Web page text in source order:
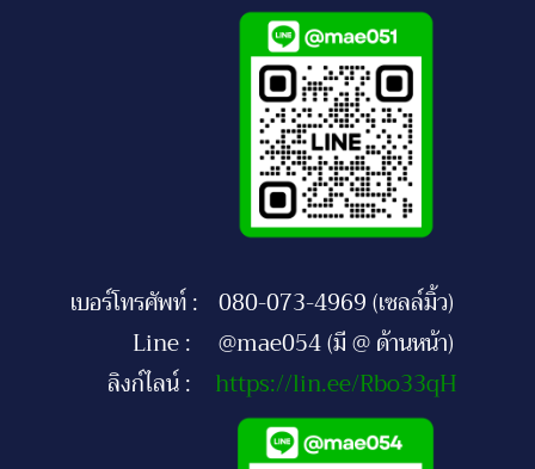
เบอร์โทรศัพท์ : 080-073-4969 (เซลล์มิ้ว)
Line :
@mae054 (มี @ ด้านหน้า)
ลิงก์ไลน์ :
https://lin.ee/Rbo33qH